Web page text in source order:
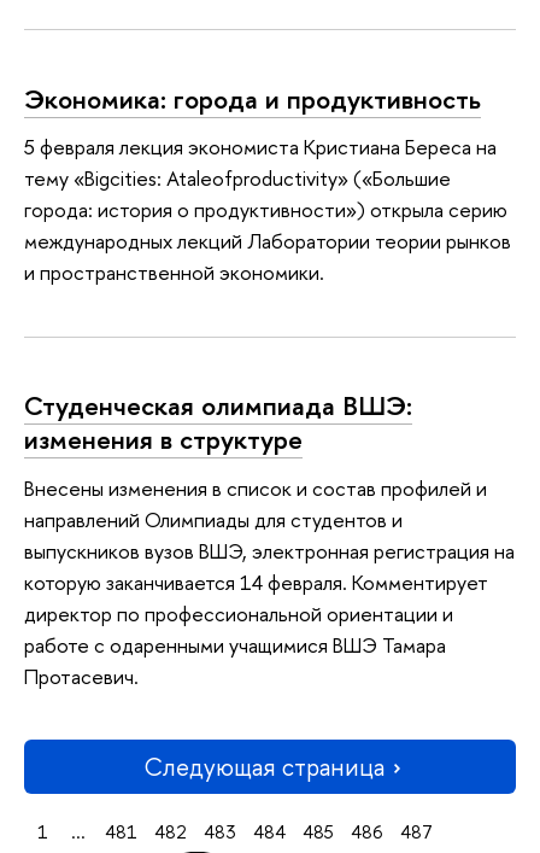
Экономика: города и продуктивность
5 февраля лекция экономиста Кристиана Береса на
тему «Bigcities: Ataleofproductivity» («Большие
города: история о продуктивности») открыла серию
международных лекций Лаборатории теории рынков
и пространственной экономики.
Студенческая олимпиада ВШЭ:
изменения в структуре
Внесены изменения в список и состав профилей и
направлений Олимпиады для студентов и
выпускников вузов ВШЭ, электронная регистрация на
которую заканчивается 14 февраля. Комментирует
директор по профессиональной ориентации и
работе с одаренными учащимися ВШЭ Тамара
Протасевич.
Следующая страница
1 ... 481 482 483 484 485 486
487